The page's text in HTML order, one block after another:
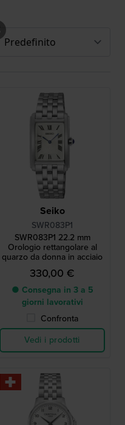
Seiko
SWR083P1
SWR083P1 22.2 mm
Orologio rettangolare al
quarzo da donna in acciaio
330,00 €
● Consegna in 3 a 5
giorni lavorativi
Confronta
Vedi i prodotti